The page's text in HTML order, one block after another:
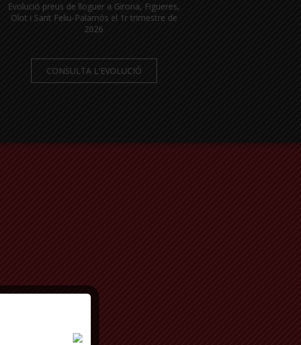
Evolució preus de lloguer a Girona, Figueres,
Olot i Sant Feliu-Palamós el 1r trimestre de
2026
CONSULTA L'EVOLUCIÓ